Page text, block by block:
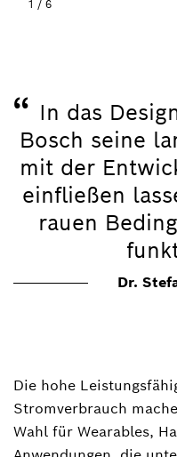
1 / 6
“ In das
Bosch seine
mit der
einfließen
rauen
Dr.
Die hohe
Stromverbrauch
Wahl für Wearables,